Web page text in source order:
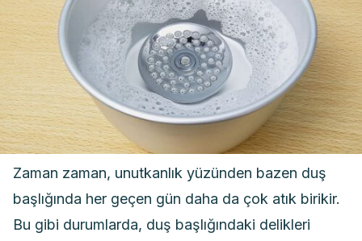
Zaman zaman, unutkanlık yüzünden bazen duş
başlığında her geçen gün daha da çok atık birikir.
Bu gibi durumlarda, duş başlığındaki delikleri